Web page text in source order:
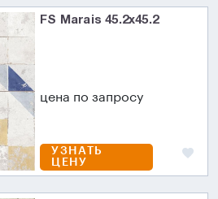
FS Marais 45.2х45.2
цена по запросу
УЗНАТЬ
ЦЕНУ